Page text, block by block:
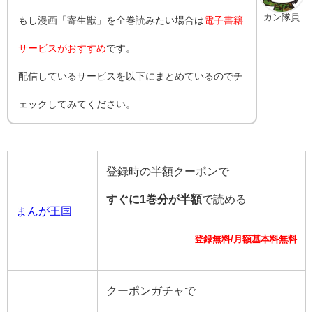
カン隊員
もし漫画「寄生獣」を全巻読みたい場合は電子書籍
サービスがおすすめです。
配信しているサービスを以下にまとめているのでチ
ェックしてみてください。
まんが王国
登録時の半額クーポンで
すぐに1巻分が半額で読める
登録無料/月額基本料無料
クーポンガチャで